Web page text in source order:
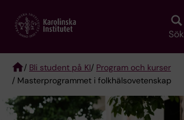
main
Sök
Breadcrumb
/ Bli student på KI/ Program och kurser
/ Masterprogrammet i folkhälsovetenskap